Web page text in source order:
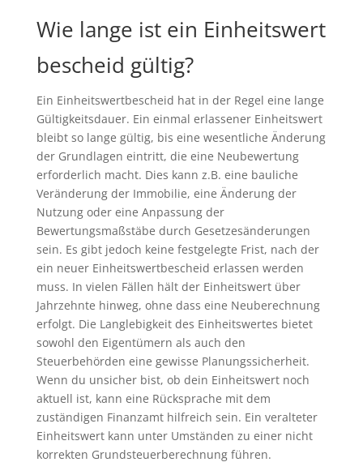
Wie lange ist ein Einheitswert
bescheid gültig?
Ein Einheitswertbescheid hat in der Regel eine lange
Gültigkeitsdauer. Ein einmal erlassener Einheitswert
bleibt so lange gültig, bis eine wesentliche Änderung
der Grundlagen eintritt, die eine Neubewertung
erforderlich macht. Dies kann z.B. eine bauliche
Veränderung der Immobilie, eine Änderung der
Nutzung oder eine Anpassung der
Bewertungsmaßstäbe durch Gesetzesänderungen
sein. Es gibt jedoch keine festgelegte Frist, nach der
ein neuer Einheitswertbescheid erlassen werden
muss. In vielen Fällen hält der Einheitswert über
Jahrzehnte hinweg, ohne dass eine Neuberechnung
erfolgt. Die Langlebigkeit des Einheitswertes bietet
sowohl den Eigentümern als auch den
Steuerbehörden eine gewisse Planungssicherheit.
Wenn du unsicher bist, ob dein Einheitswert noch
aktuell ist, kann eine Rücksprache mit dem
zuständigen Finanzamt hilfreich sein. Ein veralteter
Einheitswert kann unter Umständen zu einer nicht
korrekten Grundsteuerberechnung führen.